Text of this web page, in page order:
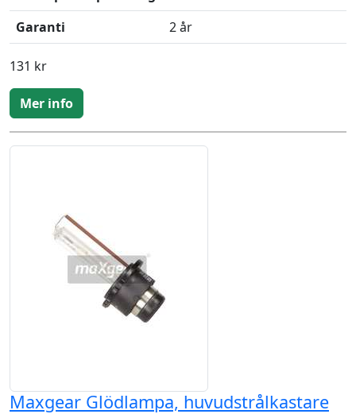
Garanti
2 år
131 kr
Mer info
Maxgear Glödlampa, huvudstrålkastare